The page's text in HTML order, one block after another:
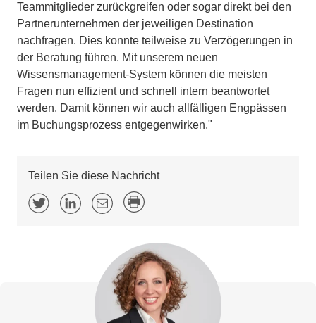
Teammitglieder zurückgreifen oder sogar direkt bei den
Partnerunternehmen der jeweiligen Destination
nachfragen. Dies konnte teilweise zu Verzögerungen in
der Beratung führen. Mit unserem neuen
Wissensmanagement-System können die meisten
Fragen nun effizient und schnell intern beantwortet
werden. Damit können wir auch allfälligen Engpässen
im Buchungsprozess entgegenwirken."
Teilen Sie diese Nachricht